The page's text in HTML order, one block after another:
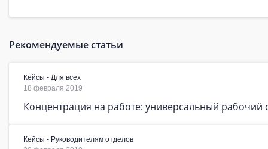
Рекомендуемые статьи
Кейсы - Для всех
18 февраля 2019
Концентрация на работе: универсальный рабочий
Кейсы - Руководителям отделов